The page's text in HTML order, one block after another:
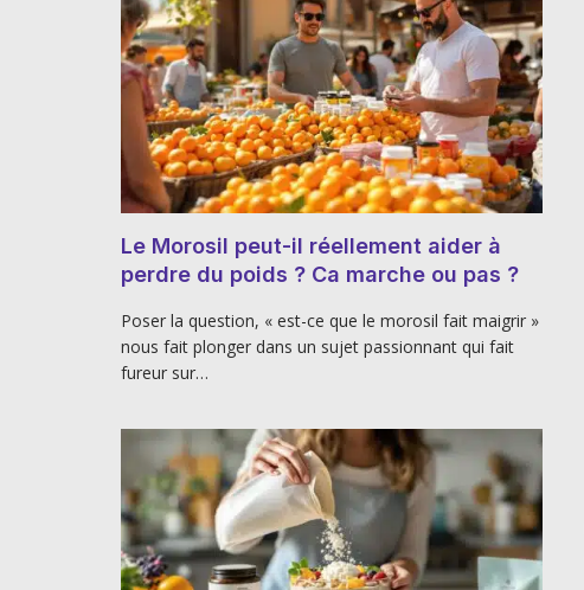
Le Morosil peut-il réellement aider à
perdre du poids ? Ca marche ou pas ?
Poser la question, « est-ce que le morosil fait maigrir »
nous fait plonger dans un sujet passionnant qui fait
fureur sur…